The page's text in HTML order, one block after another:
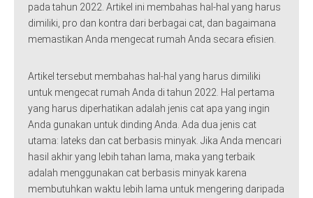
pada tahun 2022. Artikel ini membahas hal-hal yang harus
dimiliki, pro dan kontra dari berbagai cat, dan bagaimana
memastikan Anda mengecat rumah Anda secara efisien.
Artikel tersebut membahas hal-hal yang harus dimiliki
untuk mengecat rumah Anda di tahun 2022. Hal pertama
yang harus diperhatikan adalah jenis cat apa yang ingin
Anda gunakan untuk dinding Anda. Ada dua jenis cat
utama: lateks dan cat berbasis minyak. Jika Anda mencari
hasil akhir yang lebih tahan lama, maka yang terbaik
adalah menggunakan cat berbasis minyak karena
membutuhkan waktu lebih lama untuk mengering daripada